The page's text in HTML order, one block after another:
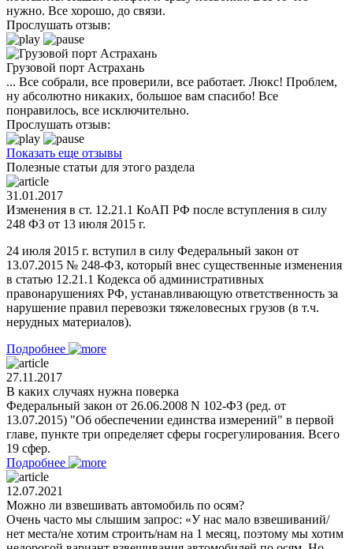
нужно. Все хорошо, до связи.
Прослушать отзыв:
Грузовой порт Астрахань
... Все собрали, все проверили, все работает. Люкс! Проблем,
ну абсолютно никаких, большое вам спасибо! Все
понравилось, все исключительно.
Прослушать отзыв:
Показать еще отзывы
Полезные статьи для этого раздела
31.01.2017
Изменения в ст. 12.21.1 КоАП РФ после вступления в силу
248 ФЗ от 13 июля 2015 г.
24 июля 2015 г. вступил в силу Федеральный закон от
13.07.2015 № 248-ФЗ, который внес существенные изменения
в статью 12.21.1 Кодекса об административных
правонарушениях РФ, устанавливающую ответственность за
нарушение правил перевозки тяжеловесных грузов (в т.ч.
нерудных материалов).
Подробнее
27.11.2017
В каких случаях нужна поверка
Федеральный закон от 26.06.2008 N 102-ФЗ (ред. от
13.07.2015) "Об обеспечении единства измерений" в первой
главе, пункте три определяет сферы госрегулирования. Всего
19 сфер.
Подробнее
12.07.2021
Можно ли взвешивать автомобиль по осям?
Очень часто мы слышим запрос: «У нас мало взвешиваний/
нет места/не хотим строить/нам на 1 месяц, поэтому мы хотим